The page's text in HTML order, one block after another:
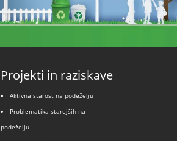
Projekti in raziskave
Aktivna starost na podeželju
Problematika starejših na
podeželju